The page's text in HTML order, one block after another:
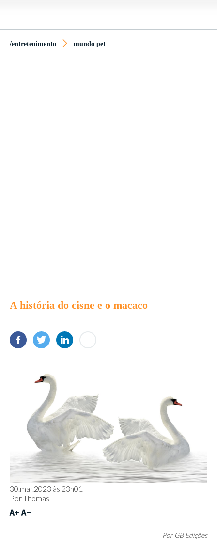
/entretenimento mundo pet
A história do cisne e o macaco
30.mar.2023 às 23h01
PorThomas
Por GB Edições